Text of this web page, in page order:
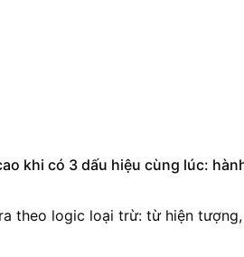
khi có 3 dấu hiệu cùng lúc:
theo logic loại trừ: từ hiện